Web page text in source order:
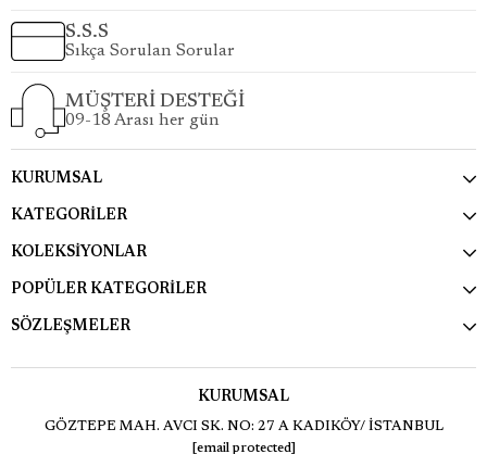
S.S.S
Sıkça Sorulan Sorular
MÜŞTERİ DESTEĞİ
09-18 Arası her gün
KURUMSAL
KATEGORİLER
KOLEKSİYONLAR
POPÜLER KATEGORİLER
SÖZLEŞMELER
KURUMSAL
GÖZTEPE MAH. AVCI SK. NO: 27 A KADIKÖY/ İSTANBUL
[email protected]